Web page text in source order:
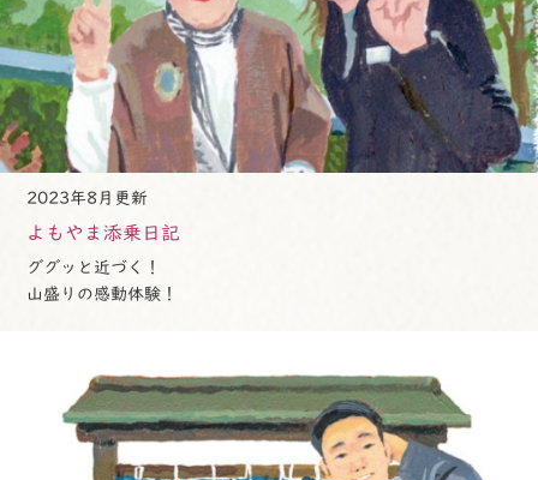
2023年8月更新
よもやま添乗日記
ググッと近づく！
山盛りの感動体験！